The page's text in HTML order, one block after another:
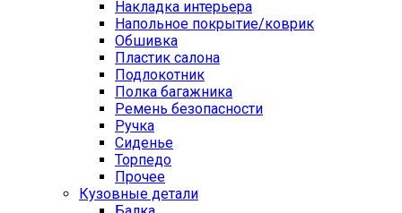
Накладка интерьера
Напольное покрытие/коврик
Обшивка
Пластик салона
Подлокотник
Полка багажника
Ремень безопасности
Ручка
Сиденье
Торпедо
Прочее
Кузовные детали